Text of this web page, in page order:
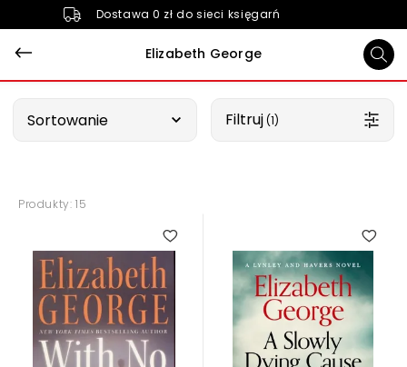
Dostawa 0 zł do sieci księgarń
Elizabeth George
Sortowanie Filtruj (1)
Produkty: 15